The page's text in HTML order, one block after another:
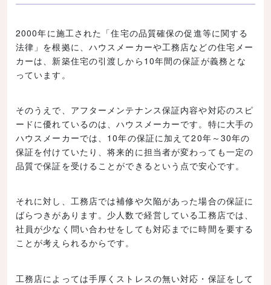
2000年に施工された「住宅の品質確保の促進等に関する
法律」を根拠に、ハウスメーカーや工務店などの住宅メー
カーは、新築住宅の引渡しから10年間の保証が義務とな
っています。
そのうえで、アフターメンテナンス保証内容や対応のスピ
ードに優れているのは、ハウスメーカーです。特に大手の
ハウスメーカーでは、10年の保証に加えて20年～30年の
保証を付けていたり、将来的に担当者が変わっても一定の
品質で保証を受けることができるという点で安心です。
それに対し、工務店では補修や欠陥があった場合の保証に
ばらつきがあります。少人数で経営している工務店では、
社員が少なく問い合わせをしても対応までに時間を要する
ことが考えられるからです。
工務店によっては手厚くストレスの無い対応・保証をして